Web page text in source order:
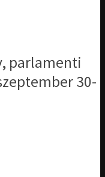
parlamenti
30-